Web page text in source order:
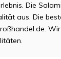
Die
aus. Die